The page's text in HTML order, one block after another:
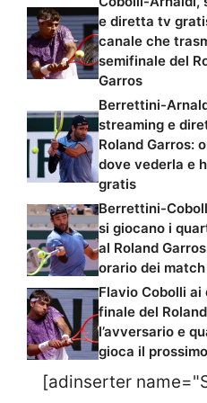
e diretta tv
canale che
semifinale del
Garros
Berrettini-
streaming e
Roland Garros:
dove vederla e
gratis
Berrettini-
si giocano i
al Roland
orario dei match
Flavio Cobolli ai
finale del
l’avversario e
gioca il
[adinserter